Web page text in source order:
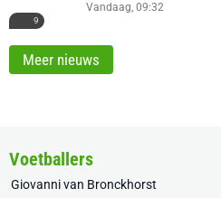
9
Vandaag, 09:32
Meer nieuws
Voetballers
Giovanni van Bronckhorst